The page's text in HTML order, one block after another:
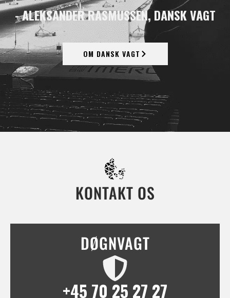
- ALEKSANDER RASMUSSEN, DANSK VAGT
OM DANSK VAGT
KONTAKT OS
DØGNVAGT
+45 70 25 27 27